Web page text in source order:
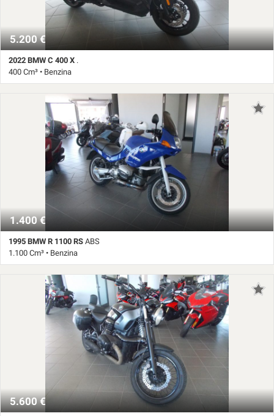
5.200 €
2022 BMW C 400 X .
400 Cm³ • Benzina
13.878 Km • Cambio Automatico • Nero metallizzato
1.400 €
1995 BMW R 1100 RS ABS
1.100 Cm³ • Benzina
97.131 Km • Cambio Manuale • Blu pastello
5.600 €